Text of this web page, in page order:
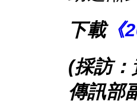
下載《
(採訪
傳訊部